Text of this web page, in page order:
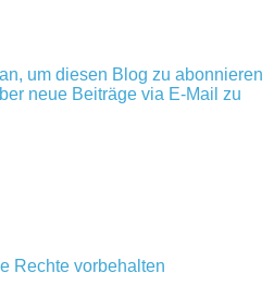
um diesen Blog zu abonnieren
neue Beiträge via E-Mail zu
Rechte vorbehalten